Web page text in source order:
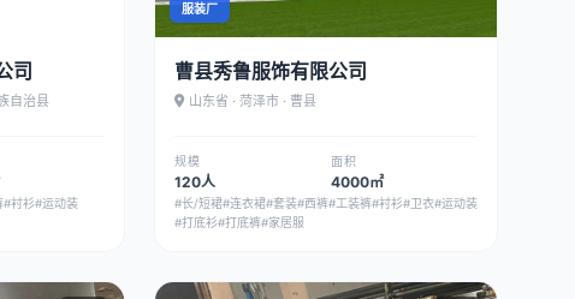
司
自治县
#衬衫#运动装
服装厂
曹县秀鲁服饰有限公司
山东省 · 菏泽市 · 曹县
规模
120人
面积
4000㎡
#长/短裙#连衣裙#套装#西裤#工装裤#衬衫#卫衣#运动装
#打底衫#打底裤#家居服